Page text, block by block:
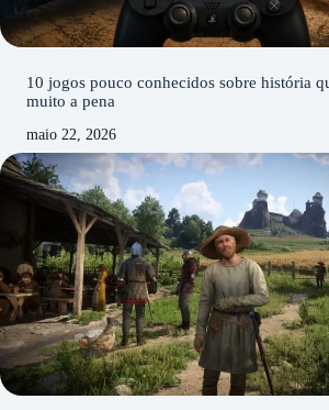
10 jogos pouco conhecidos sobre história
muito a pena
maio 22, 2026